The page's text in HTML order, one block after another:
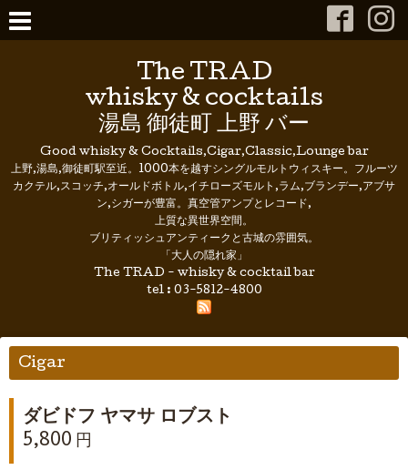
The TRAD
whisky & cocktails
湯島 御徒町 上野 バー
Good whisky & Cocktails,Cigar,Classic,Lounge bar
上野,湯島,御徒町駅至近。1000本を越すシングルモルトウィスキー。フルーツ
カクテル,スコッチ,オールドボトル,イチローズモルト,ラム,ブランデー,アブサ
ン,シガーが豊富。真空管アンプとレコード,
上質な異世界空間。
ブリティッシュアンティークと古城の雰囲気。
「大人の隠れ家」
The TRAD - whisky & cocktail bar
tel : 03-5812-4800
Cigar
ダビドフ ヤマサ ロブスト
5,800 円